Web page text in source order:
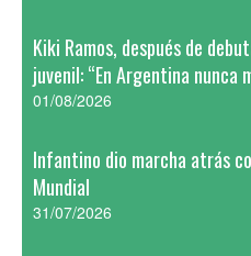
Kiki Ramos, después de
juvenil: “En Argentina nunca
01/08/2026
Infantino dio marcha atrás
Mundial
31/07/2026